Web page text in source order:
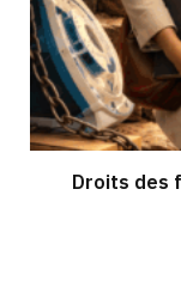
Droits des